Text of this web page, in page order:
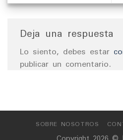
Deja una respuesta
Lo siento, debes estar
publicar un comentario.
SOBRE NOSOTROS